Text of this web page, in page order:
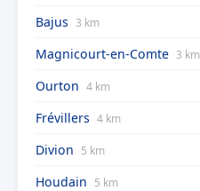
Bajus 3 km
Magnicourt-en-Comte 3 km
Ourton 4 km
Frévillers 4 km
Divion 5 km
Houdain 5 km